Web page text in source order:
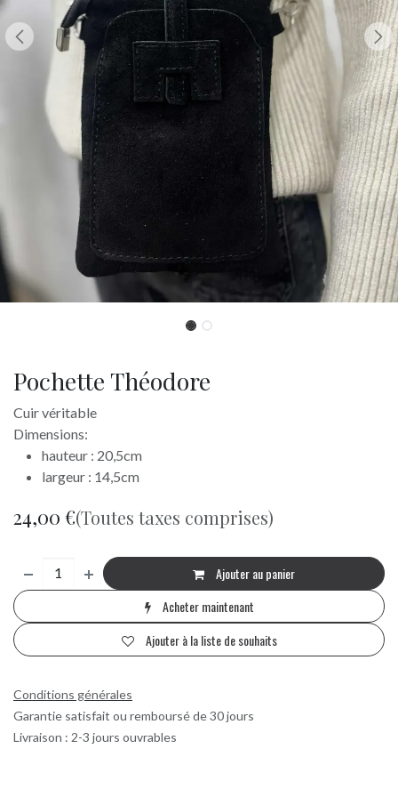
Pochette Théodore
Cuir véritable
Dimensions:
hauteur : 20,5cm
largeur : 14,5cm
24,00 €(Toutes taxes comprises)
Ajouter au panier
Acheter maintenant
Ajouter à la liste de souhaits
Conditions générales
Garantie satisfait ou remboursé de 30 jours
Livraison : 2-3 jours ouvrables